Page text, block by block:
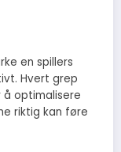
en spillers
Hvert grep
å optimalisere
riktig kan føre